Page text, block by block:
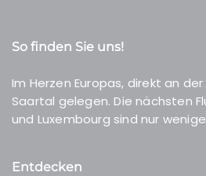
So finden Sie uns!
Im Herzen Europas, direkt an
Saartal gelegen. Die nächsten
und Luxembourg sind nur
Entdecken